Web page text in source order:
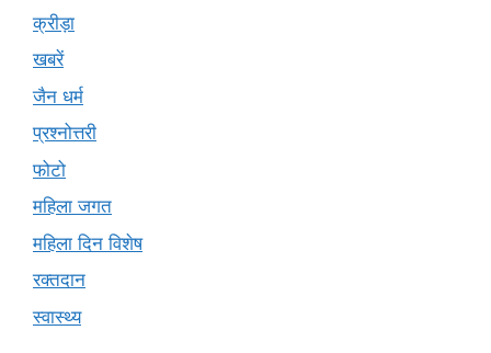
क्रीड़ा
खबरें
जैन धर्म
प्रश्नोत्तरी
फोटो
महिला जगत
महिला दिन विशेष
रक्तदान
स्वास्थ्य